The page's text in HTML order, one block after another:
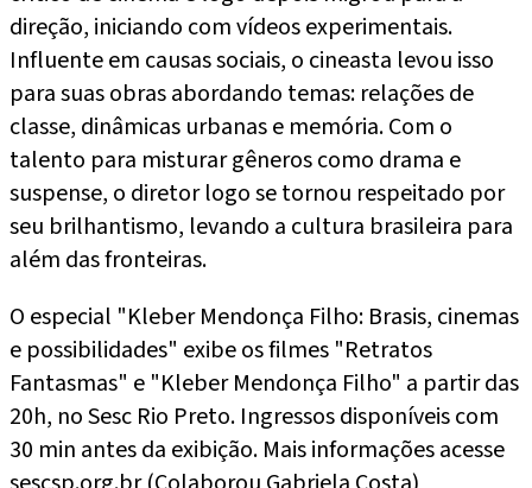
direção, iniciando com vídeos experimentais.
Influente em causas sociais, o cineasta levou isso
para suas obras abordando temas: relações de
classe, dinâmicas urbanas e memória. Com o
talento para misturar gêneros como drama e
suspense, o diretor logo se tornou respeitado por
seu brilhantismo, levando a cultura brasileira para
além das fronteiras.
O especial "Kleber Mendonça Filho: Brasis, cinemas
e possibilidades" exibe os filmes "Retratos
Fantasmas" e "Kleber Mendonça Filho" a partir das
20h, no Sesc Rio Preto. Ingressos disponíveis com
30 min antes da exibição. Mais informações acesse